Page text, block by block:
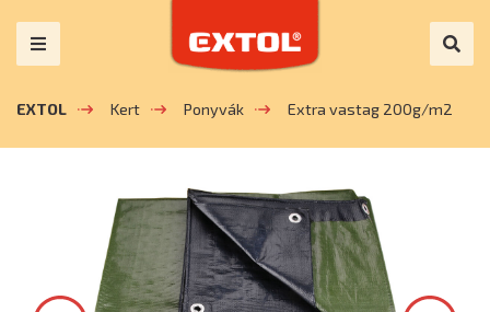
EXTOL Kert Ponyvák Extra vastag 200g/m2